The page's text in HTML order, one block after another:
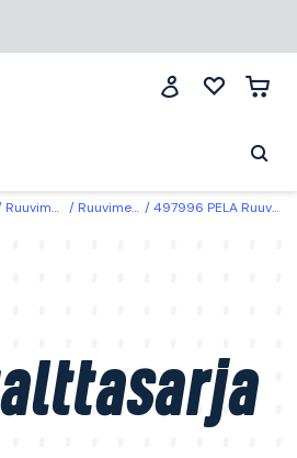
Ruuvimeisselit Ruuvimeisselisetit 497996 PELA Ruuvitalttasarja 27-osainen